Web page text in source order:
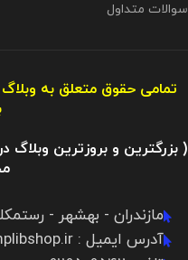
سوالات متداول
تمامی حقوق متعلق به
( بزرگترین و بروزترین وبلاگ
مازندران - بهشهر -
آدرس ایمیل : info@mplibshop.ir